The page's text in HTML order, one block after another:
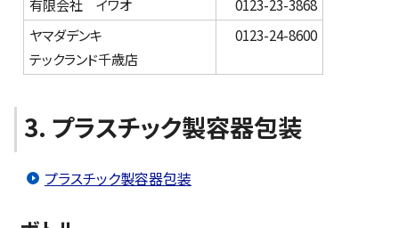
有限会社 イワオ
0123-23-3868
ヤマダデンキ
テックランド千歳店
0123-24-8600
3. プラスチック製容器包装
プラスチック製容器包装